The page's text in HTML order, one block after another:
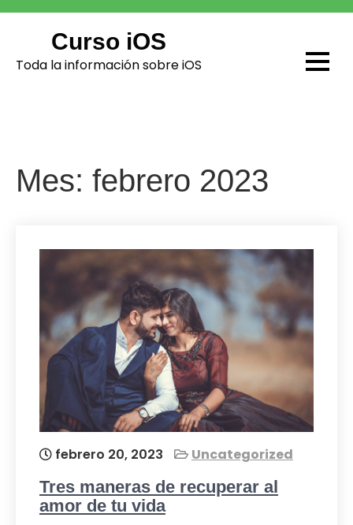
Skip
Curso iOS
Toda la información sobre iOS
Mes: febrero 2023
febrero 20, 2023 Uncategorized
Tres maneras de recuperar al
amor de tu vida